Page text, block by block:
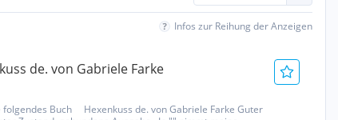
Infos zur Reihung der Anzeigen
de. von Gabriele Farke
folgendes Buch Hexenkuss de. von Gabriele Farke Guter